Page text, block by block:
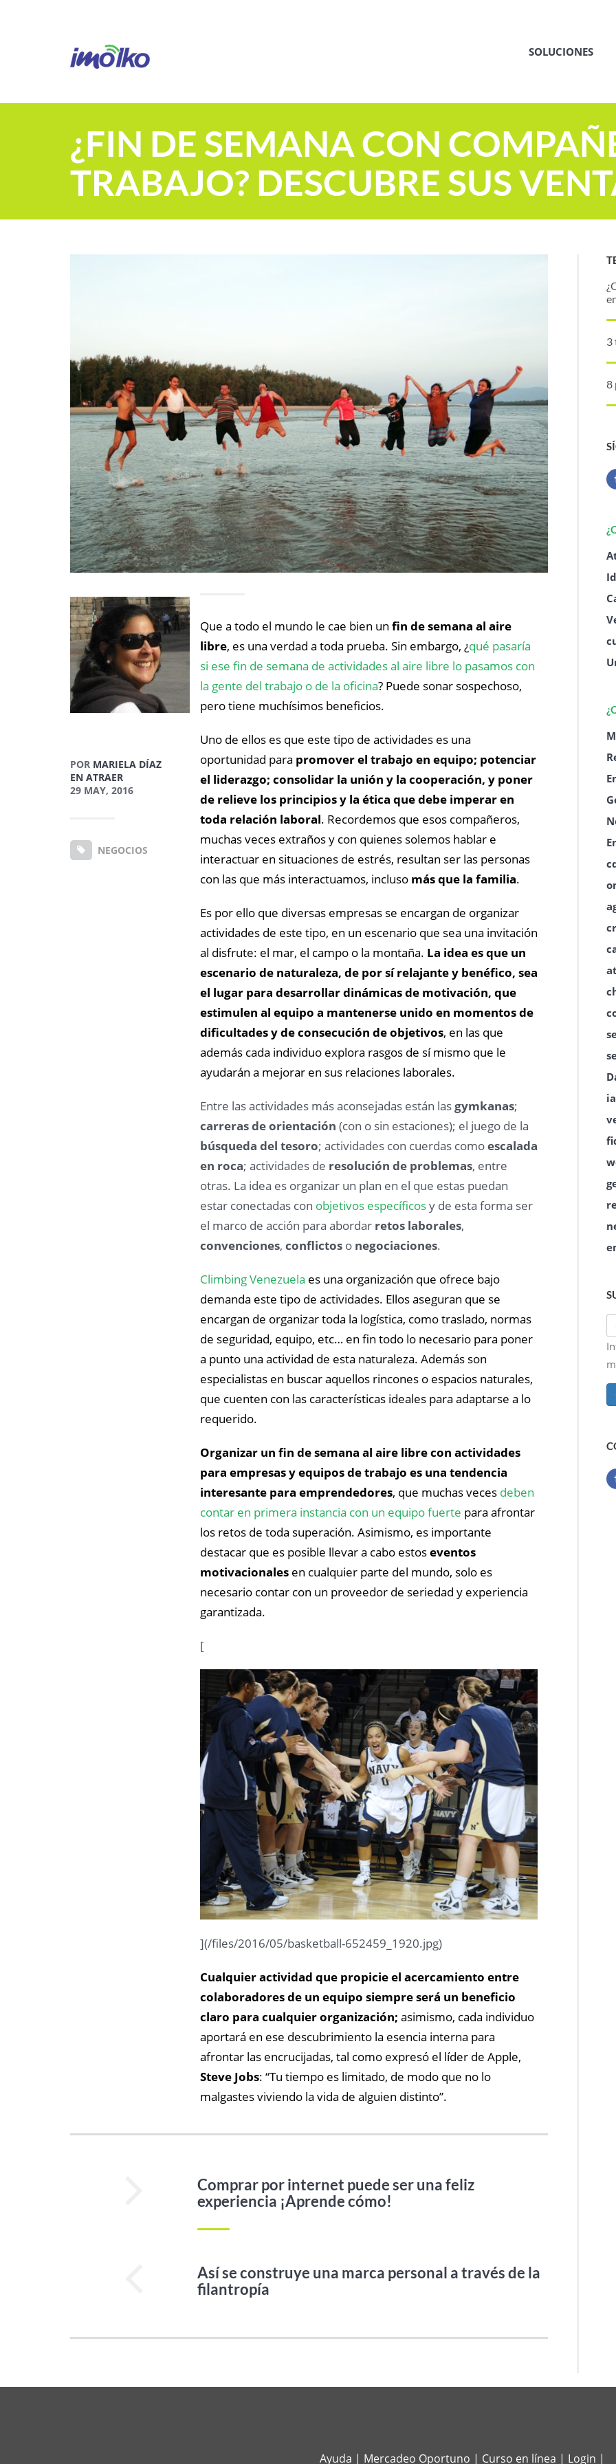
SOLUCIONES
¿FIN DE SEMANA CON
TRABAJO? DESCUBRE SUS
POR MARIELA DÍAZ
EN ATRAER
29 MAY, 2016
NEGOCIOS
Que a todo el mundo le cae bien un fin de semana al aire
libre, es una verdad a toda prueba. Sin embargo, ¿qué pasaría
si ese fin de semana de actividades al aire libre lo pasamos con
la gente del trabajo o de la oficina? Puede sonar sospechoso,
pero tiene muchísimos beneficios.
Uno de ellos es que este tipo de actividades es una
oportunidad para promover el trabajo en equipo; potenciar
el liderazgo; consolidar la unión y la cooperación, y poner
de relieve los principios y la ética que debe imperar en
toda relación laboral. Recordemos que esos compañeros,
muchas veces extraños y con quienes solemos hablar e
interactuar en situaciones de estrés, resultan ser las personas
con las que más interactuamos, incluso más que la familia.
Es por ello que diversas empresas se encargan de organizar
actividades de este tipo, en un escenario que sea una invitación
al disfrute: el mar, el campo o la montaña. La idea es que un
escenario de naturaleza, de por sí relajante y benéfico, sea
el lugar para desarrollar dinámicas de motivación, que
estimulen al equipo a mantenerse unido en momentos de
dificultades y de consecución de objetivos, en las que
además cada individuo explora rasgos de sí mismo que le
ayudarán a mejorar en sus relaciones laborales.
Entre las actividades más aconsejadas están lasgymkanas;
carreras de orientación (con o sin estaciones); el juego de la
búsqueda del tesoro; actividades con cuerdas comoescalada
en roca; actividades de resolución de problemas, entre
otras. La idea es organizar un plan en el que estas puedan
estar conectadas con objetivos específicosy de esta forma ser
el marco de acción para abordar retos laborales,
convenciones, conflictoso negociaciones.
Climbing Venezuela es una organización que ofrece bajo
demanda este tipo de actividades. Ellos aseguran que se
encargan de organizar toda la logística, como traslado, normas
de seguridad, equipo, etc… en fin todo lo necesario para poner
a punto una actividad de esta naturaleza. Además son
especialistas en buscar aquellos rincones o espacios naturales,
que cuenten con las características ideales para adaptarse a lo
requerido.
Organizar un fin de semana al aire libre con actividades
para empresas y equipos de trabajo es una tendencia
interesante para emprendedores, que muchas veces deben
contar en primera instancia con un equipo fuerte para afrontar
los retos de toda superación. Asimismo, es importante
destacar que es posible llevar a cabo estoseventos
motivacionalesen cualquier parte del mundo, solo es
necesario contar con un proveedor de seriedad y experiencia
garantizada.
[
](/files/2016/05/basketball-652459_1920.jpg)
Cualquier actividad que propicie el acercamiento entre
colaboradores de un equipo siempre será un beneficio
claro para cualquier organización; asimismo, cada individuo
aportará en ese descubrimiento la esencia interna para
afrontar las encrucijadas, tal como expresó el líder de Apple,
Steve Jobs: “Tu tiempo es limitado, de modo que no lo
malgastes viviendo la vida de alguien distinto”.
Comprar por internet puede ser una feliz
experiencia ¡Aprende cómo!
Así se construye una marca personal a través de la
filantropía
3
8
ia
Ayuda | Mercadeo Oportuno | Curso en línea | Login |